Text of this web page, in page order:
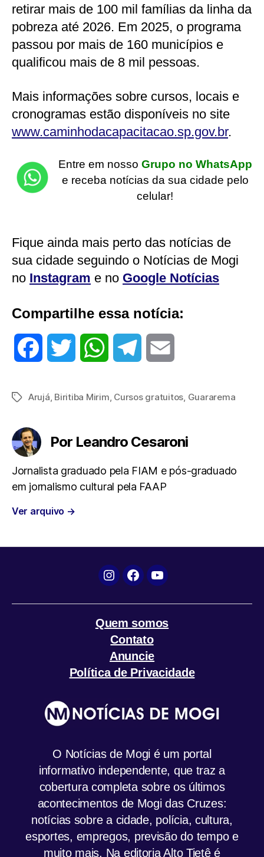
retirar mais de 100 mil famílias da linha da
pobreza até 2026. Em 2025, o programa
passou por mais de 160 municípios e
qualificou mais de 8 mil pessoas.
Mais informações sobre cursos, locais e
cronogramas estão disponíveis no site
www.caminhodacapacitacao.sp.gov.br.
Entre em nosso Grupo no WhatsApp
e receba notícias da sua cidade pelo
celular!
Fique ainda mais perto das notícias de
sua cidade seguindo o Notícias de Mogi
no Instagram e no Google Notícias
Compartilhe essa notícia:
c
o
o
k
e
a
A
p
r
m
TagsArujá, Biritiba Mirim, Cursos gratuitos, Guararema
Por Leandro Cesaroni
Jornalista graduado pela FIAM e pós-graduado
em jornalismo cultural pela FAAP
Ver arquivo →
Instagram
FacebookYouTube
Quem somos
Contato
Anuncie
Política de Privacidade
O Notícias de Mogi é um portal
informativo independente, que traz a
cobertura completa sobre os últimos
acontecimentos de Mogi das Cruzes:
notícias sobre a cidade, polícia, cultura,
esportes, empregos, previsão do tempo e
muito mais. Na editoria Alto Tietê é